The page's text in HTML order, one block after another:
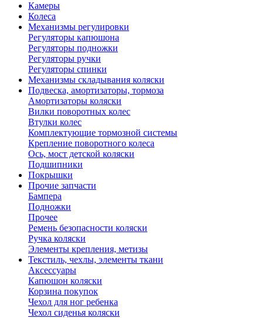
Камеры
Колеса
Механизмы регулировки
Регуляторы капюшона
Регуляторы подножки
Регуляторы ручки
Регуляторы спинки
Механизмы складывания коляски
Подвеска, амортизаторы, тормоза
Амортизаторы коляски
Вилки поворотных колес
Втулки колес
Комплектующие тормозной системы
Крепление поворотного колеса
Ось, мост детской коляски
Подшипники
Покрышки
Прочие запчасти
Бампера
Подножки
Прочее
Ремень безопасности коляски
Ручка коляски
Элементы крепления, метизы
Текстиль, чехлы, элементы ткани
Аксессуары
Капюшон коляски
Корзина покупок
Чехол для ног ребенка
Чехол сиденья коляски